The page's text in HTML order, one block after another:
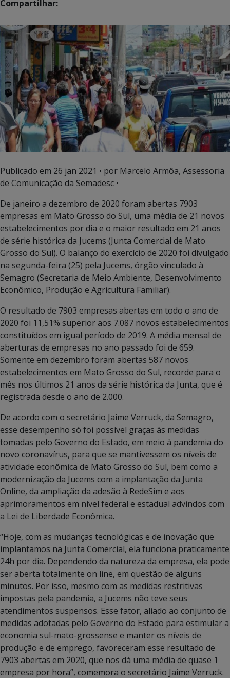
Compartilhar:
Publicado em 26 jan 2021 • por Marcelo Armôa, Assessoria
de Comunicação da Semadesc •
De janeiro a dezembro de 2020 foram abertas 7903
empresas em Mato Grosso do Sul, uma média de 21 novos
estabelecimentos por dia e o maior resultado em 21 anos
de série histórica da Jucems (Junta Comercial de Mato
Grosso do Sul). O balanço do exercício de 2020 foi divulgado
na segunda-feira (25) pela Jucems, órgão vinculado à
Semagro (Secretaria de Meio Ambiente, Desenvolvimento
Econômico, Produção e Agricultura Familiar).
O resultado de 7903 empresas abertas em todo o ano de
2020 foi 11,51% superior aos 7.087 novos estabelecimentos
constituídos em igual período de 2019. A média mensal de
aberturas de empresas no ano passado foi de 659.
Somente em dezembro foram abertas 587 novos
estabelecimentos em Mato Grosso do Sul, recorde para o
mês nos últimos 21 anos da série histórica da Junta, que é
registrada desde o ano de 2.000.
De acordo com o secretário Jaime Verruck, da Semagro,
esse desempenho só foi possível graças às medidas
tomadas pelo Governo do Estado, em meio à pandemia do
novo coronavírus, para que se mantivessem os níveis de
atividade econômica de Mato Grosso do Sul, bem como a
modernização da Jucems com a implantação da Junta
Online, da ampliação da adesão à RedeSim e aos
aprimoramentos em nível federal e estadual advindos com
a Lei de Liberdade Econômica.
“Hoje, com as mudanças tecnológicas e de inovação que
implantamos na Junta Comercial, ela funciona praticamente
24h por dia. Dependendo da natureza da empresa, ela pode
ser aberta totalmente on line, em questão de alguns
minutos. Por isso, mesmo com as medidas restritivas
impostas pela pandemia, a Jucems não teve seus
atendimentos suspensos. Esse fator, aliado ao conjunto de
medidas adotadas pelo Governo do Estado para estimular a
economia sul-mato-grossense e manter os níveis de
produção e de emprego, favoreceram esse resultado de
7903 abertas em 2020, que nos dá uma média de quase 1
empresa por hora”, comemora o secretário Jaime Verruck.